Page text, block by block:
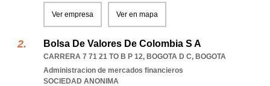
Ver empresa Ver en mapa
Bolsa De Valores De Colombia S A
CARRERA 7 71 21 TO B P 12, BOGOTA D C, BOGOTA
Administracion de mercados financieros
SOCIEDAD ANONIMA